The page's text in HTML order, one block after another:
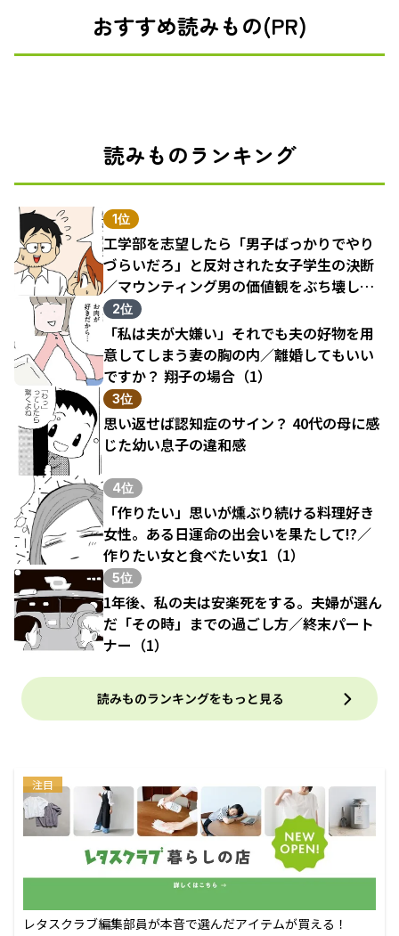
おすすめ読みもの(PR)
読みものランキング
1位
工学部を志望したら「男子ばっかりでやり
づらいだろ」と反対された女子学生の決断
／マウンティング男の価値観をぶち壊した
結果（1）
2位
「私は夫が大嫌い」それでも夫の好物を用
意してしまう妻の胸の内／離婚してもいい
ですか？ 翔子の場合（1）
3位
思い返せば認知症のサイン？ 40代の母に感
じた幼い息子の違和感
4位
「作りたい」思いが燻ぶり続ける料理好き
女性。ある日運命の出会いを果たして!?／
作りたい女と食べたい女1（1）
5位
1年後、私の夫は安楽死をする。夫婦が選ん
だ「その時」までの過ごし方／終末パート
ナー（1）
読みものランキングをもっと見る
注目
レタスクラブ編集部員が本音で選んだアイテムが買える！